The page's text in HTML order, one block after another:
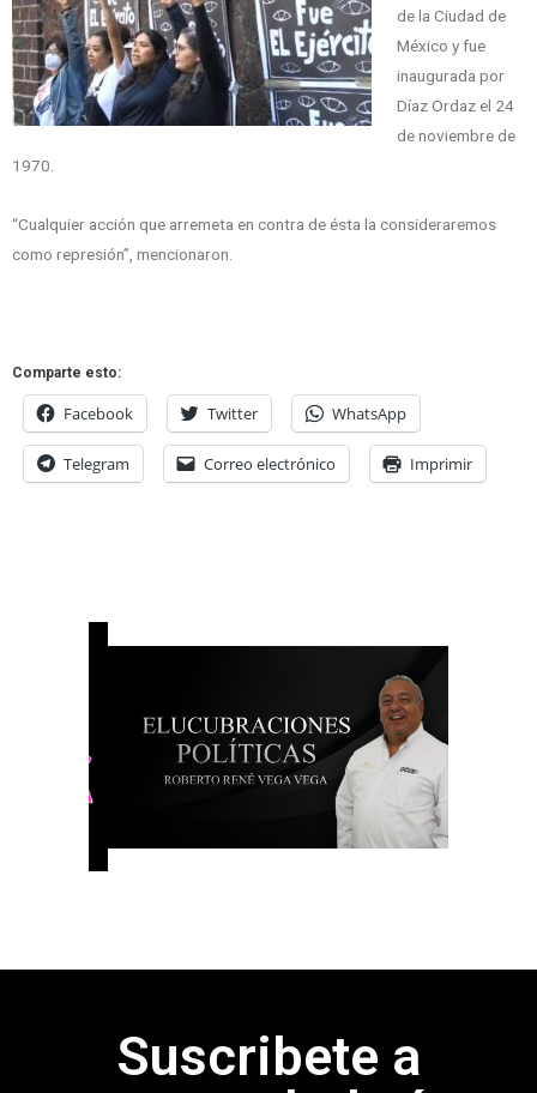
de la Ciudad de
México y fue
inaugurada por
Díaz Ordaz el 24
de noviembre de
1970.
“Cualquier acción que arremeta en contra de ésta la consideraremos
como represión”, mencionaron.
Comparte esto:
Facebook Twitter WhatsApp
Telegram Correo electrónico Imprimir
Suscribete a